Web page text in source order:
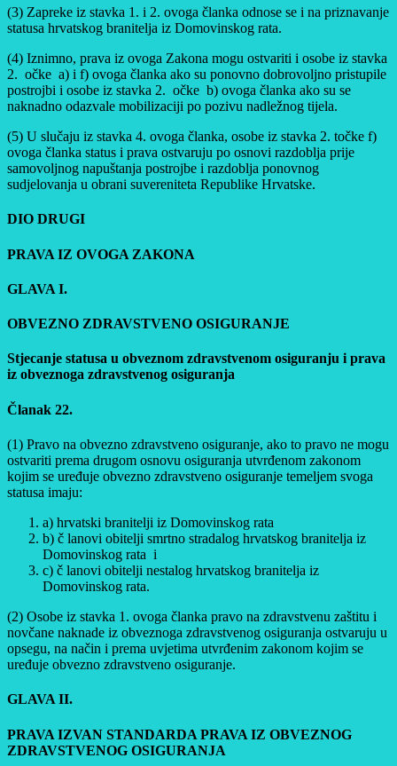
(3) Zapreke iz stavka 1. i 2. ovoga članka odnose se i na priznavanje
statusa hrvatskog branitelja iz Domovinskog rata.
(4) Iznimno, prava iz ovoga Zakona mogu ostvariti i osobe iz stavka
2. očke a) i f) ovoga članka ako su ponovno dobrovoljno pristupile
postrojbi i osobe iz stavka 2. očke b) ovoga članka ako su se
naknadno odazvale mobilizaciji po pozivu nadležnog tijela.
(5) U slučaju iz stavka 4. ovoga članka, osobe iz stavka 2. točke f)
ovoga članka status i prava ostvaruju po osnovi razdoblja prije
samovoljnog napuštanja postrojbe i razdoblja ponovnog
sudjelovanja u obrani suvereniteta Republike Hrvatske.
DIO DRUGI
PRAVA IZ OVOGA ZAKONA
GLAVA I.
OBVEZNO ZDRAVSTVENO OSIGURANJE
Stjecanje statusa u obveznom zdravstvenom osiguranju i prava
iz obveznoga zdravstvenog osiguranja
Članak 22.
(1) Pravo na obvezno zdravstveno osiguranje, ako to pravo ne mogu
ostvariti prema drugom osnovu osiguranja utvrđenom zakonom
kojim se uređuje obvezno zdravstveno osiguranje temeljem svoga
statusa imaju:
a) hrvatski branitelji iz Domovinskog rata
b) č lanovi obitelji smrtno stradalog hrvatskog branitelja iz
Domovinskog rata i
c) č lanovi obitelji nestalog hrvatskog branitelja iz
Domovinskog rata.
(2) Osobe iz stavka 1. ovoga članka pravo na zdravstvenu zaštitu i
novčane naknade iz obveznoga zdravstvenog osiguranja ostvaruju u
opsegu, na način i prema uvjetima utvrđenim zakonom kojim se
uređuje obvezno zdravstveno osiguranje.
GLAVA II.
PRAVA IZVAN STANDARDA PRAVA IZ OBVEZNOG
ZDRAVSTVENOG OSIGURANJA